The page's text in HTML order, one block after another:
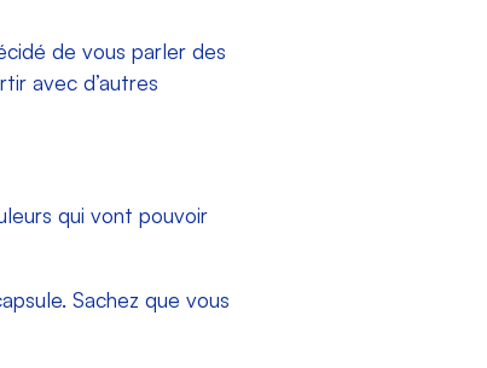
de vous parler des
avec d’autres
qui vont pouvoir
Sachez que vous